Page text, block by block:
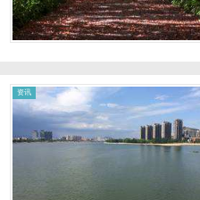
资讯